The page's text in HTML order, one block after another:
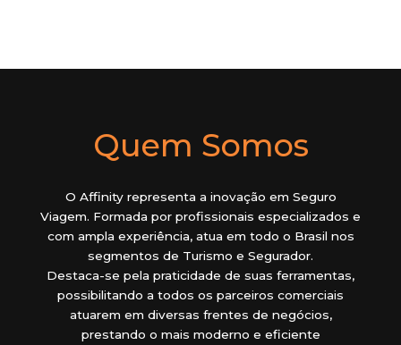
Quem Somos
O Affinity representa a inovação em Seguro
Viagem. Formada por profissionais especializados e
com ampla experiência, atua em todo o Brasil nos
segmentos de Turismo e Segurador.
Destaca-se pela praticidade de suas ferramentas,
possibilitando a todos os parceiros comerciais
atuarem em diversas frentes de negócios,
prestando o mais moderno e eficiente